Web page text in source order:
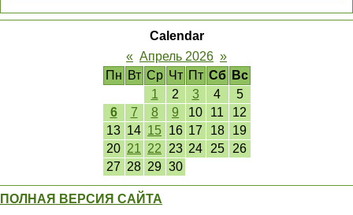
Calendar
« Апрель 2026 »
Пн Вт Ср Чт Пт Сб
Вс
1
2 3 4
5
6
7 8 9 10 11
12
13 14 15 16 17 18
19
20 21 22 23 24 25
26
27 28 29 30
ПОЛНАЯ ВЕРСИЯ САЙТА